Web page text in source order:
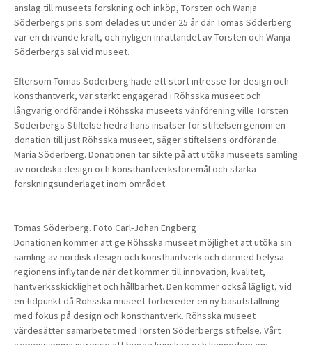
anslag till museets forskning och inköp, Torsten och Wanja
Söderbergs pris som delades ut under 25 år där Tomas Söderberg
var en drivande kraft, och nyligen inrättandet av Torsten och Wanja
Söderbergs sal vid museet.
Eftersom Tomas Söderberg hade ett stort intresse för design och
konsthantverk, var starkt engagerad i Röhsska museet och
långvarig ordförande i Röhsska museets vänförening ville Torsten
Söderbergs Stiftelse hedra hans insatser för stiftelsen genom en
donation till just Röhsska museet, säger stiftelsens ordförande
Maria Söderberg. Donationen tar sikte på att utöka museets samling
av nordiska design och konsthantverksföremål och stärka
forskningsunderlaget inom området.
Tomas Söderberg. Foto Carl-Johan Engberg
Donationen kommer att ge Röhsska museet möjlighet att utöka sin
samling av nordisk design och konsthantverk och därmed belysa
regionens inflytande när det kommer till innovation, kvalitet,
hantverksskicklighet och hållbarhet. Den kommer också lägligt, vid
en tidpunkt då Röhsska museet förbereder en ny basutställning
med fokus på design och konsthantverk. Röhsska museet
värdesätter samarbetet med Torsten Söderbergs stiftelse. Vårt